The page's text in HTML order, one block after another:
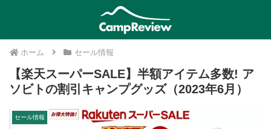
ホーム セール情報
【楽天スーパーSALE】半額アイテム多数! ア
ソビトの割引キャンプグッズ（2023年6月）
セール情報